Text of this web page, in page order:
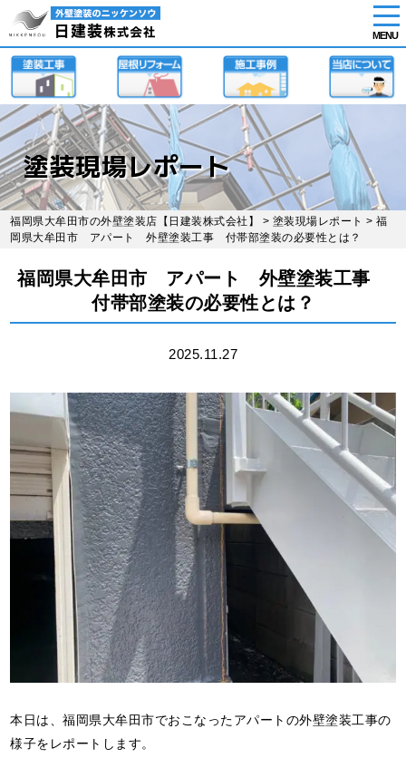
Skip
main
content
MENU
塗装現場レポート
福岡県大牟田市の外壁塗装店【日建装株式会社】 > 塗装現場レポート > 福
岡県大牟田市 アパート 外壁塗装工事 付帯部塗装の必要性とは？
福岡県大牟田市 アパート 外壁塗装工事
付帯部塗装の必要性とは？
2025.11.27
本日は、福岡県大牟田市でおこなったアパートの外壁塗装工事の
様子をレポートします。